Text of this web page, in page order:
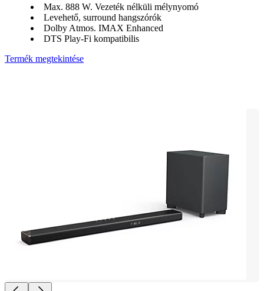
Max. 888 W. Vezeték nélküli mélynyomó
Levehető, surround hangszórók
Dolby Atmos. IMAX Enhanced
DTS Play-Fi kompatibilis
Termék megtekintése